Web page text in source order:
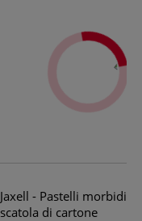
Jaxell - Pastelli morbidi in
scatola di cartone